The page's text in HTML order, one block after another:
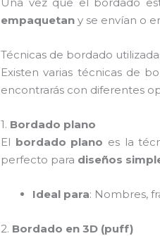
empaquetan y se envían o
Técnicas de bordado
Existen varias técnicas de
encontrarás con diferentes
1. Bordado plano
El bordado plano es la
perfecto para diseños
Ideal para: Nombres,
2. Bordado en 3D (puff)